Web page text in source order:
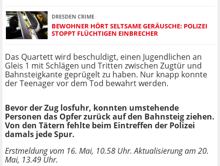
DRESDEN CRIME
BEWOHNER HÖRT SELTSAME GERÄUSCHE: POLIZEI
STOPPT FLÜCHTIGEN EINBRECHER
Das Quartett wird beschuldigt, einen Jugendlichen an
Gleis 1 mit Schlägen und Tritten zwischen Zugtür und
Bahnsteigkante geprügelt zu haben. Nur knapp konnte
der Teenager vor dem Tod bewahrt werden.
Bevor der Zug losfuhr, konnten umstehende
Personen das Opfer zurück auf den Bahnsteig ziehen.
Von den Tätern fehlte beim Eintreffen der Polizei
damals jede Spur.
Erstmeldung vom 16. Mai, 10.58 Uhr. Aktualisierung am 20.
Mai, 13.49 Uhr.